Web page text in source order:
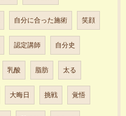
自分に合った施術 笑顔
認定講師 自分史
乳酸 脂肪 太る
大晦日 挑戦 覚悟